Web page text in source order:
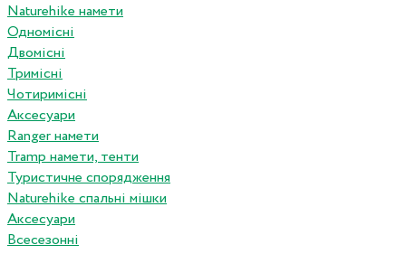
Naturehike намети
Одномісні
Двомісні
Тримісні
Чотиримісні
Аксесуари
Ranger намети
Tramp намети, тенти
Туристичне спорядження
Naturehike спальні мішки
Аксесуари
Всесезонні